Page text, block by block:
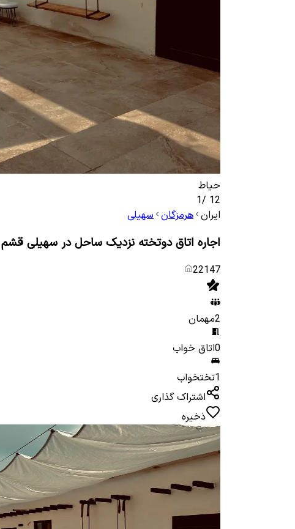
حیاط
12
/
1
ایران هرمزگان سهیلی
اجاره اتاق دوتخته نزدیک ساحل در سهیلی قشم -
22147
2مهمان
0اتاق خواب
1تختخواب
اشتراک گذاری
ذخیره